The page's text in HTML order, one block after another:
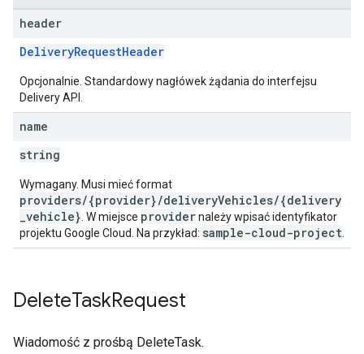
header
DeliveryRequestHeader
Opcjonalnie. Standardowy nagłówek żądania do interfejsu
Delivery API.
name
string
Wymagany. Musi mieć format
providers/{provider}/deliveryVehicles/{delivery
_vehicle} . W miejsce providernależy wpisać identyfikator
projektu Google Cloud. Na przykład: sample-cloud-project
DeleteTaskRequest
Wiadomość z prośbą DeleteTask.